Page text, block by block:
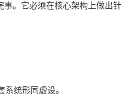
事。它必须在核心架构上做出针
统形同虚设。